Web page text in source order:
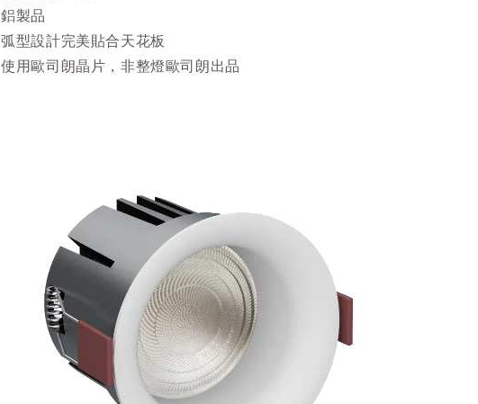
鋁製品
弧型設計完美貼合天花板
使用歐司朗晶片，非整燈歐司朗出品